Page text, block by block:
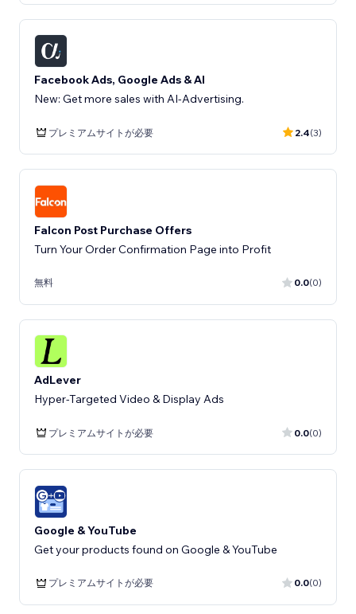
Facebook Ads, Google Ads & AI
New: Get more sales with AI-Advertising.
プレミアムサイトが必要 2.4(3)
Falcon Post Purchase Offers
Turn Your Order Confirmation Page into Profit
無料 0.0(0)
AdLever
Hyper-Targeted Video & Display Ads
プレミアムサイトが必要 0.0(0)
Google & YouTube
Get your products found on Google & YouTube
プレミアムサイトが必要 0.0(0)